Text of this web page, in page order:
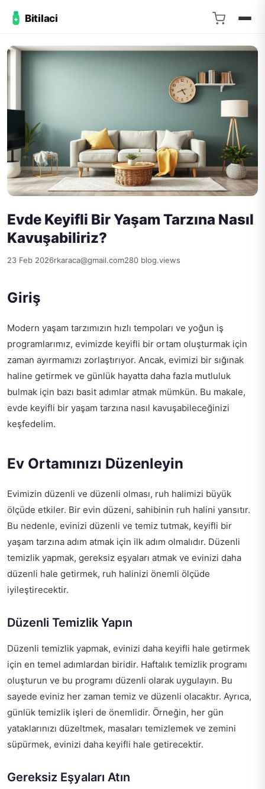
Bitilaci
Evde Keyifli Bir Yaşam Tarzına Nasıl
Kavuşabiliriz?
23 Feb 2026rkaraca@gmail.com280 blog.views
Giriş
Modern yaşam tarzımızın hızlı tempoları ve yoğun iş
programlarımız, evimizde keyifli bir ortam oluşturmak için
zaman ayırmamızı zorlaştırıyor. Ancak, evimizi bir sığınak
haline getirmek ve günlük hayatta daha fazla mutluluk
bulmak için bazı basit adımlar atmak mümkün. Bu makale,
evde keyifli bir yaşam tarzına nasıl kavuşabileceğinizi
keşfedelim.
Ev Ortamınızı Düzenleyin
Evimizin düzenli ve düzenli olması, ruh halimizi büyük
ölçüde etkiler. Bir evin düzeni, sahibinin ruh halini yansıtır.
Bu nedenle, evinizi düzenli ve temiz tutmak, keyifli bir
yaşam tarzına adım atmak için ilk adım olmalıdır. Düzenli
temizlik yapmak, gereksiz eşyaları atmak ve evinizi daha
düzenli hale getirmek, ruh halinizi önemli ölçüde
iyileştirecektir.
Düzenli Temizlik Yapın
Düzenli temizlik yapmak, evinizi daha keyifli hale getirmek
için en temel adımlardan biridir. Haftalık temizlik programı
oluşturun ve bu programı düzenli olarak uygulayın. Bu
sayede eviniz her zaman temiz ve düzenli olacaktır. Ayrıca,
günlük temizlik işleri de önemlidir. Örneğin, her gün
yataklarınızı düzeltmek, masaları temizlemek ve zemini
süpürmek, evinizi daha keyifli hale getirecektir.
Gereksiz Eşyaları Atın